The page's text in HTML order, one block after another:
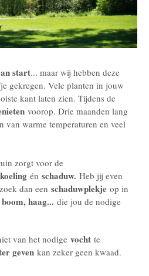
start... maar wij hebben deze
gekregen. Vele planten in jouw
kant laten zien. Tijdens de
voorop. Drie maanden lang
van warme temperaturen en veel
zorgt voor de
én schaduw. Heb jij even
dan een schaduwplekje op in
boom, haag... die jou de nodige
van het nodige vocht te
geven kan zeker geen kwaad.